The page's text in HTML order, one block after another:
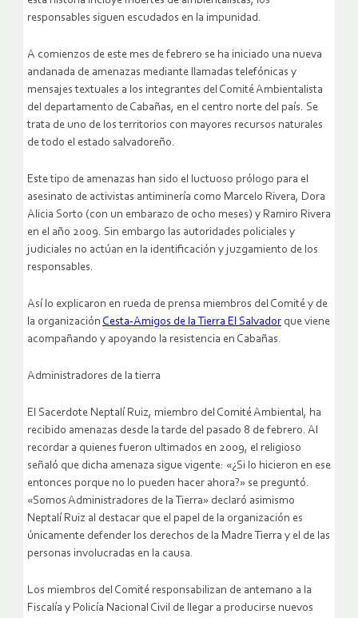
responsables siguen escudados en la impunidad.
A comienzos de este mes de febrero se ha iniciado una nueva
andanada de amenazas mediante llamadas telefónicas y
mensajes textuales a los integrantes del Comité Ambientalista
del departamento de Cabañas, en el centro norte del país. Se
trata de uno de los territorios con mayores recursos naturales
de todo el estado salvadoreño.
Este tipo de amenazas han sido el luctuoso prólogo para el
asesinato de activistas antiminería como Marcelo Rivera, Dora
Alicia Sorto (con un embarazo de ocho meses) y Ramiro Rivera
en el año 2009. Sin embargo las autoridades policiales y
judiciales no actúan en la identificación y juzgamiento de los
responsables.
Así lo explicaron en rueda de prensa miembros del Comité y de
la organización Cesta-Amigos de la Tierra El Salvador que viene
acompañando y apoyando la resistencia en Cabañas.
Administradores de la tierra
El Sacerdote Neptalí Ruiz, miembro del Comité Ambiental, ha
recibido amenazas desde la tarde del pasado 8 de febrero. Al
recordar a quienes fueron ultimados en 2009, el religioso
señaló que dicha amenaza sigue vigente: «¿Si lo hicieron en ese
entonces porque no lo pueden hacer ahora?» se preguntó.
«Somos Administradores de la Tierra» declaró asimismo
Neptalí Ruiz al destacar que el papel de la organización es
únicamente defender los derechos de la Madre Tierra y el de las
personas involucradas en la causa.
Los miembros del Comité responsabilizan de antemano a la
Fiscalía y Policía Nacional Civil de llegar a producirse nuevos